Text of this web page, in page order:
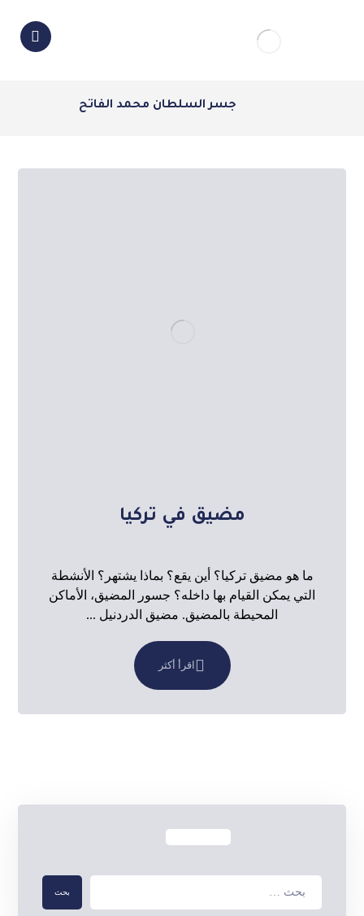
جسر السلطان محمد الفاتح
مضيق في تركيا
ما هو مضيق تركيا؟ أين يقع؟ بماذا يشتهر؟ الأنشطة
التي يمكن القيام بها داخله؟ جسور المضيق، الأماكن
المحيطة بالمضيق. مضيق الدردنيل ...
اقرأ أكثر